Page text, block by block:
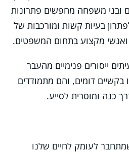
ובני משפחה מחפשים פתרונות
בעיות קשות ומורכבות של
ואנשי מקצוע בתחום המשפטים.
ייסורים פנימיים מהעבר
דומים, והם מתמודדים
כנה ומוסרית לסייע.
לעומק לחיים שלנו